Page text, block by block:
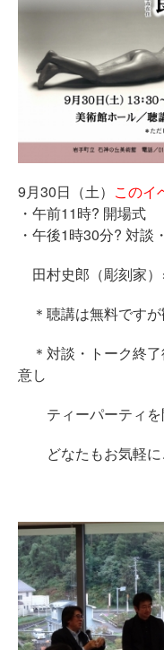
9月30日（土） このイ
・午前11時? 開場式
・午後1時30分? 対談
田村史郎（彫刻家）
＊聴講は無料です
＊対談・トーク終
意し
ティーパーティを
どなたもお気軽に